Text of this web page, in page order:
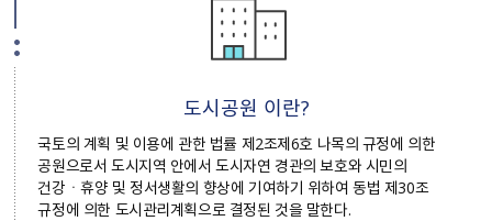
도시공원 이란?
국토의 계획 및 이용에 관한 법률 제2조제6호 나목의 규정에 의한
공원으로서 도시지역 안에서 도시자연 경관의 보호와 시민의
건강ㆍ휴양 및 정서생활의 향상에 기여하기 위하여 동법 제30조
규정에 의한 도시관리계획으로 결정된 것을 말한다.